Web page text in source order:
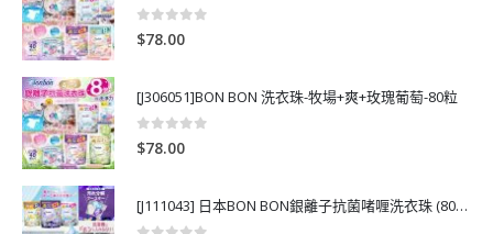
0out of 5
$78.00
[J306051]BON BON 洗衣珠-牧場+爽+玫瑰葡萄-80粒
0out of 5
$78.00
[J111043] 日本BON BON銀離子抗菌啫喱洗衣珠 (80粒)